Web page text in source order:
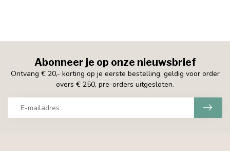
Abonneer je op onze nieuwsbrief
Ontvang € 20,- korting op je eerste bestelling, geldig voor order
overs € 250, pre-orders uitgesloten.